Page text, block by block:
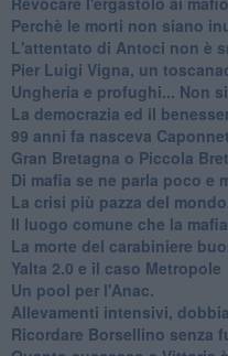
Perchè le morti non siano
L'attentato di Antoci non è
Pier Luigi Vigna, un
Ungheria e profughi... Non
La democrazia ed il
99 anni fa nasceva
Gran Bretagna o Piccola
Di mafia se ne parla poco e
La crisi più pazza del
Il luogo comune che la
La morte del carabiniere
Yalta 2.0 e il caso Metropole
​Un pool per l'Anac.
Allevamenti intensivi,
Ricordare Borsellino senza